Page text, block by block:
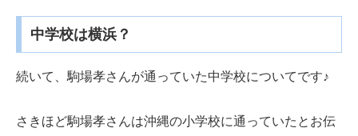
中学校は横浜？
続いて、駒場孝さんが通っていた中学校についてです♪
さきほど駒場孝さんは沖縄の小学校に通っていたとお伝